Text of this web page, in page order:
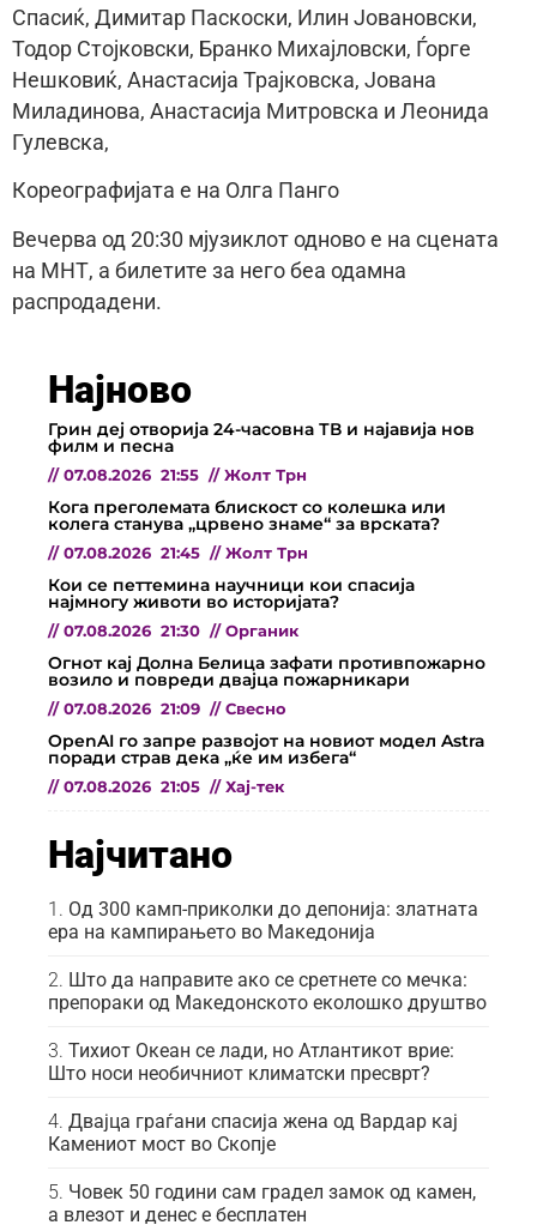
Спасиќ, Димитар Паскоски, Илин Јовановски,
Тодор Стојковски, Бранко Михајловски, Ѓорге
Нешковиќ, Анастасија Трајковска, Јована
Миладинова, Анастасија Митровска и Леонида
Гулевска,
Кореографијата е на Олга Панго
Вечерва од 20:30 мјузиклот одново е на сцената
на МНТ, а билетите за него беа одамна
распродадени.
Најново
Грин деј отворија 24-часовна ТВ и најавија нов
филм и песна
// 07.08.2026 21:55 // Жолт Трн
Кога преголемата блискост со колешка или
колега станува „црвено знаме“ за врската?
// 07.08.2026 21:45 // Жолт Трн
Кои се петтемина научници кои спасија
најмногу животи во историјата?
// 07.08.2026 21:30 // Органик
Огнот кај Долна Белица зафати противпожарно
возило и повреди двајца пожарникари
// 07.08.2026 21:09 // Свесно
OpenAI го запре развојот на новиот модел Astra
поради страв дека „ќе им избега“
// 07.08.2026 21:05 // Хај-тек
Најчитано
Од 300 камп-приколки до депонија: златната
ера на кампирањето во Македонија
Што да направите ако се сретнете со мечка:
препораки од Македонското еколошко друштво
Тихиот Океан се лади, но Атлантикот врие:
Што носи необичниот климатски пресврт?
Двајца граѓани спасија жена од Вардар кај
Камениот мост во Скопје
Човек 50 години сам градел замок од камен,
а влезот и денес е бесплатен